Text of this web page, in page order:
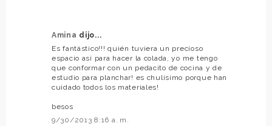
Amina dijo...
Es fantástico!!! quién tuviera un precioso
espacio así para hacer la colada, yo me tengo
que conformar con un pedacito de cocina y de
estudio para planchar! es chulísimo porque han
cuidado todos los materiales!
besos
9/30/2013 8:16 a. m.